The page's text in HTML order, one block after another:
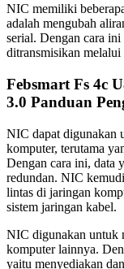
NIC memiliki
adalah mengubah
serial. Dengan cara
ditransmisikan
Febsmart Fs 4c
3.0 Panduan
NIC dapat digunakan
komputer, terutama
Dengan cara ini, data
redundan. NIC
lintas di jaringan
sistem jaringan kabel.
NIC digunakan untuk
komputer lainnya.
yaitu menyediakan